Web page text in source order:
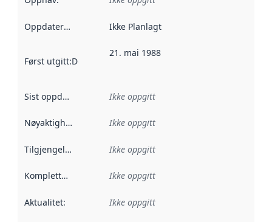
Oppdateringsfrekvens :
Ikke Planlagt
Først utgitt:Denne datoen sier når dataene i dette
21. mai 1988
Sist oppdatert Ikke oppgitt
Nøyaktighet Ikke oppgitt
Tilgjengelighet Ikke oppgitt
Kompletthet Ikke oppgitt
Aktualitet: Ikke oppgitt